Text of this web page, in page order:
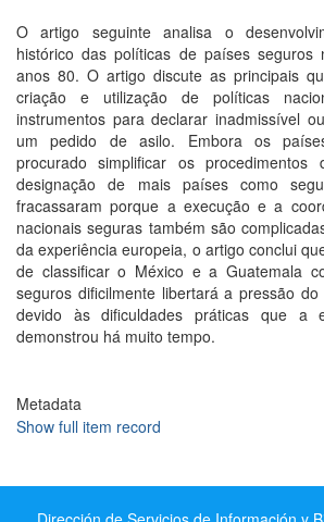
O artigo seguinte analisa o
histórico das políticas de países seguros
anos 80. O artigo discute as principais
criação e utilização de políticas
instrumentos para declarar inadmissível
um pedido de asilo. Embora os
procurado simplificar os
designação de mais países como
fracassaram porque a execução e a
nacionais seguras também são
da experiência europeia, o artigo conclui
de classificar o México e a Guatemala
seguros dificilmente libertará a pressão
devido às dificuldades práticas que a
demonstrou há muito tempo.
Metadata
Show full item record